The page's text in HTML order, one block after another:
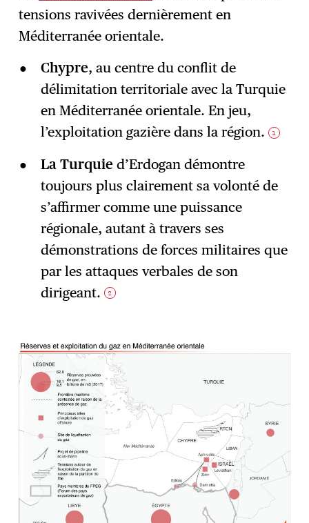
tensions ravivées dernièrement en
Méditerranée orientale.
Chypre, au centre du conflit de
délimitation territoriale avec la Turquie
en Méditerranée orientale. En jeu,
l’exploitation gazière dans la région.
1
La Turquied’Erdogan démontre
toujours plus clairement sa volonté de
s’affirmer comme une puissance
régionale, autant à travers ses
démonstrations de forces militaires que
par les attaques verbales de son
dirigeant.
2